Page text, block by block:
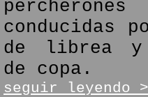
conducidas
de librea y
de copa.
seguir leyendo